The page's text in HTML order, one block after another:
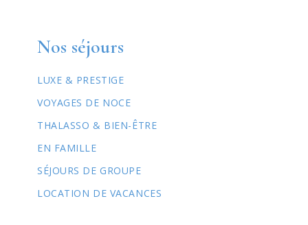
Nos séjours
LUXE & PRESTIGE
VOYAGES DE NOCE
THALASSO & BIEN-ÊTRE
EN FAMILLE
SÉJOURS DE GROUPE
LOCATION DE VACANCES